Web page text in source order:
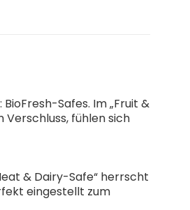
Safes. Im „Fruit &
fühlen sich
& Dairy-Safe“ herrscht
eingestellt zum